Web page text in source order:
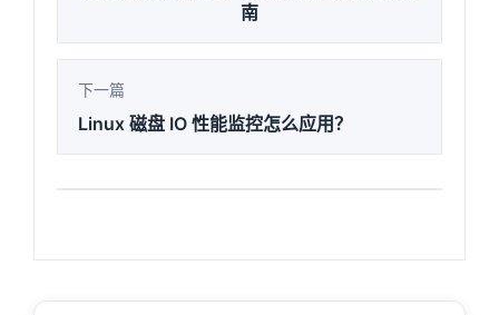
南
下一篇
Linux 磁盘 IO 性能监控怎么应用？